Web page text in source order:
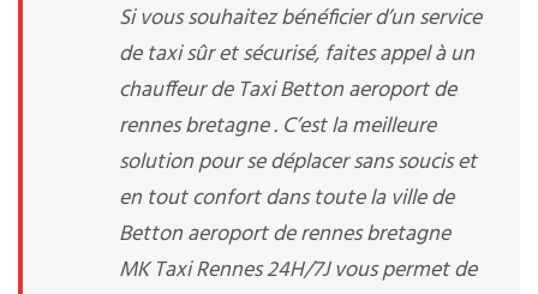
Si vous souhaitez bénéficier d’un service
de taxi sûr et sécurisé, faites appel à un
chauffeur de Taxi Betton aeroport de
rennes bretagne . C’est la meilleure
solution pour se déplacer sans soucis et
en tout confort dans toute la ville de
Betton aeroport de rennes bretagne
MK Taxi Rennes 24H/7J vous permet de